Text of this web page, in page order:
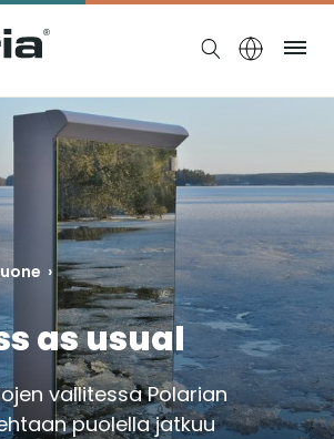
name
›
as usual
vallitessa Polarian
puolella jatkuu